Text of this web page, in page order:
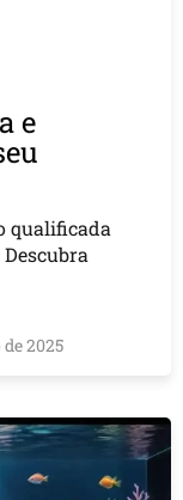
e
qualificada
2025